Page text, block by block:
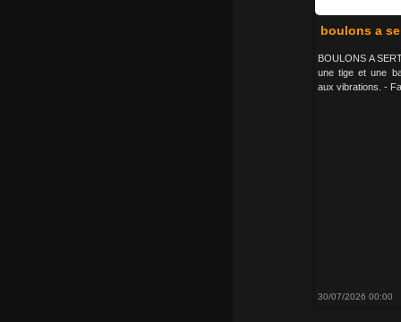
boulons a
BOULONS A
une tige et une
aux vibrations. -
30/07/2026 00:00